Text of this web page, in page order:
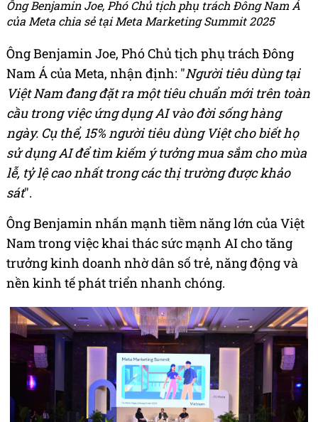
Ông Benjamin Joe, Phó Chủ tịch phụ trách Đông Nam Á
của Meta chia sẻ tại Meta Marketing Summit 2025
Ông Benjamin Joe, Phó Chủ tịch phụ trách Đông
Nam Á của Meta, nhận định: "Người tiêu dùng tại
Việt Nam đang đặt ra một tiêu chuẩn mới trên toàn
cầu trong việc ứng dụng AI vào đời sống hàng
ngày. Cụ thể, 15% người tiêu dùng Việt cho biết họ
sử dụng AI để tìm kiếm ý tưởng mua sắm cho mùa
lễ, tỷ lệ cao nhất trong các thị trường được khảo
sát".
Ông Benjamin nhấn mạnh tiềm năng lớn của Việt
Nam trong việc khai thác sức mạnh AI cho tăng
trưởng kinh doanh nhờ dân số trẻ, năng động và
nền kinh tế phát triển nhanh chóng.